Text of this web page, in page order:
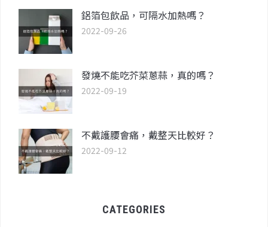
鋁箔包飲品，可隔水加熱嗎？
2022-09-26
發燒不能吃芥菜蔥蒜，真的嗎？
2022-09-19
不戴護腰會痛，戴整天比較好？
2022-09-12
CATEGORIES